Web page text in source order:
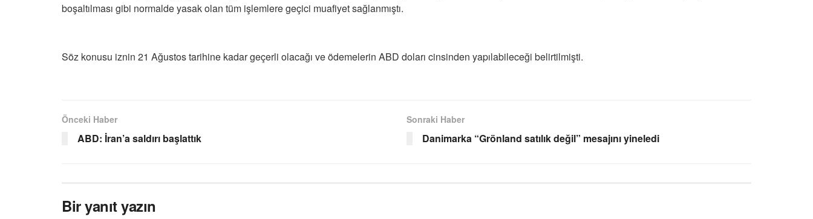
boşaltılması gibi normalde yasak olan tüm işlemlere geçici muafiyet sağlanmıştı.
Söz konusu iznin 21 Ağustos tarihine kadar geçerli olacağı ve ödemelerin ABD doları cinsinden yapılabileceği belirtilmişti.
Önceki Haber
ABD: İran’a saldırı başlattık
Sonraki Haber
Danimarka “Grönland satılık değil” mesajını yineledi
Bir yanıt yazın